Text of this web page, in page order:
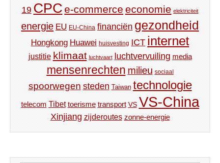
19 CPC e-commerce economie elektriciteit
energie EU EU-China financiën gezondheid
Hongkong Huawei huisvesting ICT internet
justitie klimaat luchtvaart luchtvervuiling media
mensenrechten milieu sociaal
spoorwegen steden Taiwan technologie
telecom Tibet toerisme transport VS VS-China
Xinjiang zijderoutes zonne-energie